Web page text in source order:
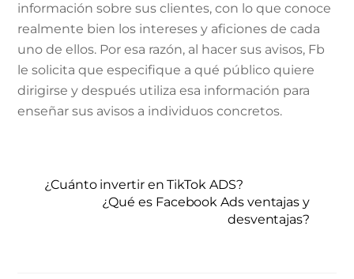
información sobre sus clientes, con lo que conoce
realmente bien los intereses y aficiones de cada
uno de ellos. Por esa razón, al hacer sus avisos, Fb
le solicita que especifique a qué público quiere
dirigirse y después utiliza esa información para
enseñar sus avisos a individuos concretos.
¿Cuánto invertir en TikTok ADS?
¿Qué es Facebook Ads ventajas y
desventajas?